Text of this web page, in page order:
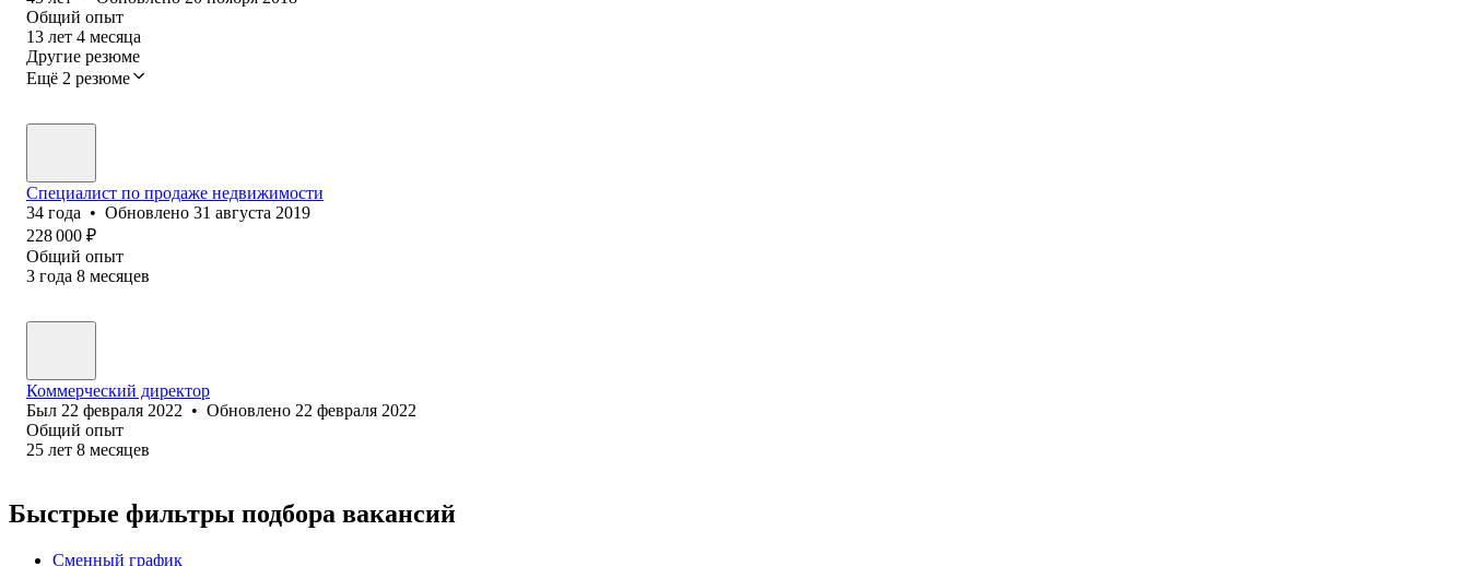
Общий опыт
13 лет 4 месяца
Другие резюме
Ещё 2 резюме
Специалист по продаже недвижимости
34 года • Обновлено 31 августа 2019
228 000 ₽
Общий опыт
3 года 8 месяцев
Коммерческий директор
Был 22 февраля 2022 • Обновлено 22 февраля 2022
Общий опыт
25 лет 8 месяцев
Быстрые фильтры подбора вакансий
Сменный график